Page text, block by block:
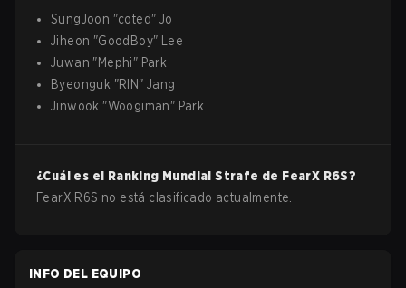
SungJoon "coted" Jo
Jiheon "GoodBoy"
Lee
Juwan "Mephi" Park
Byeonguk "RIN"Jang
Jinwook "Woogiman" Park
¿Cuál es el Ranking Mundial Strafe de FearX R6S?
FearX R6S no está clasificado actualmente.
INFO DEL EQUIPO